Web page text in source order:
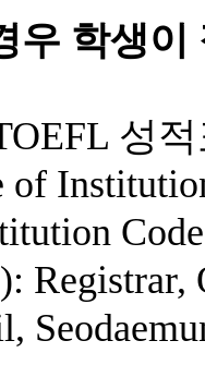
우 학생
성
of